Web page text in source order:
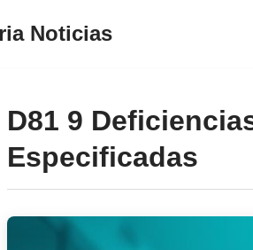
Noticias
D81 9
Especificadas